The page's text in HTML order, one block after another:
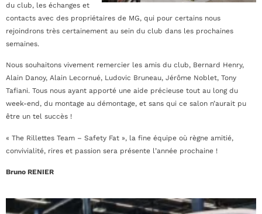
du club, les échanges et
contacts avec des propriétaires de MG, qui pour certains nous
rejoindrons très certainement au sein du club dans les prochaines
semaines.
Nous souhaitons vivement remercier les amis du club, Bernard Henry,
Alain Danoy, Alain Lecornué, Ludovic Bruneau, Jérôme Noblet, Tony
Tafiani. Tous nous ayant apporté une aide précieuse tout au long du
week-end, du montage au démontage, et sans qui ce salon n’aurait pu
être un tel succès !
« The Rillettes Team – Safety Fat », la fine équipe où règne amitié,
convivialité, rires et passion sera présente l’année prochaine !
Bruno RENIER